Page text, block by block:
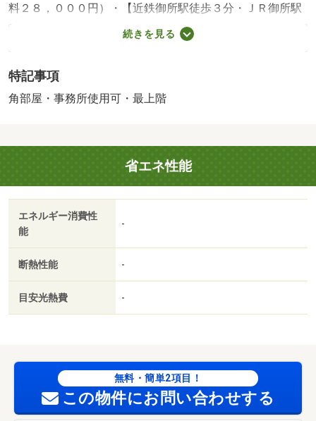
料２８，０００円）・【近鉄御所駅徒歩３分・ＪＲ御所駅
徒歩５分】２ＷＡＹアクセス可能で便利な立地にある鉄筋
コンクリート造賃貸マンションです。敷金礼金なしで初期
イク置場：なし・駐輪場：なし
続きを見る
特記事項
角部屋・事務所使用可・最上階
省エネ性能
エネルギー消費性
能
-
断熱性能 -
目安光熱費 -
無料・簡単2項目！
この物件にお問い合わせする